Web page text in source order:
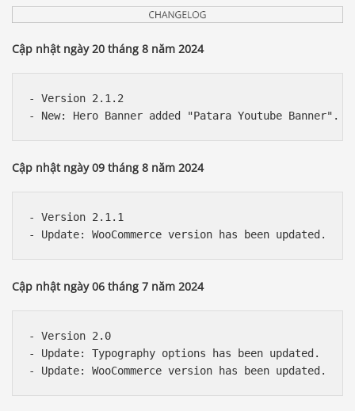
Cập nhật ngày 20 tháng 8 năm 2024
- Version 2.1.2
Cập nhật ngày 09 tháng 8 năm 2024
- Version 2.1.1
Cập nhật ngày 06 tháng 7 năm 2024
- Version 2.0
- Update: Typography options has been updated.